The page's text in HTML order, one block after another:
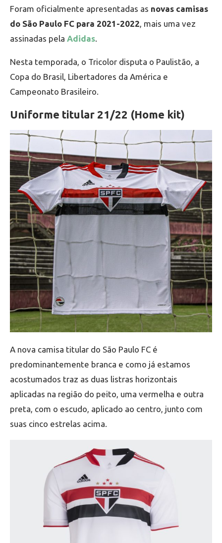
Foram oficialmente apresentadas as novas camisas
do São Paulo FC para 2021-2022, mais uma vez
assinadas pela Adidas.
Nesta temporada, o Tricolor disputa o Paulistão, a
Copa do Brasil, Libertadores da América e
Campeonato Brasileiro.
Uniforme titular 21/22 (Home kit)
A nova camisa titular do São Paulo FC é
predominantemente branca e como já estamos
acostumados traz as duas listras horizontais
aplicadas na região do peito, uma vermelha e outra
preta, com o escudo, aplicado ao centro, junto com
suas cinco estrelas acima.